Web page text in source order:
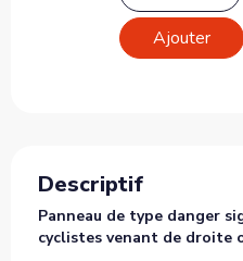
Ajouter
Descriptif
Panneau de type danger
cyclistes venant de droite